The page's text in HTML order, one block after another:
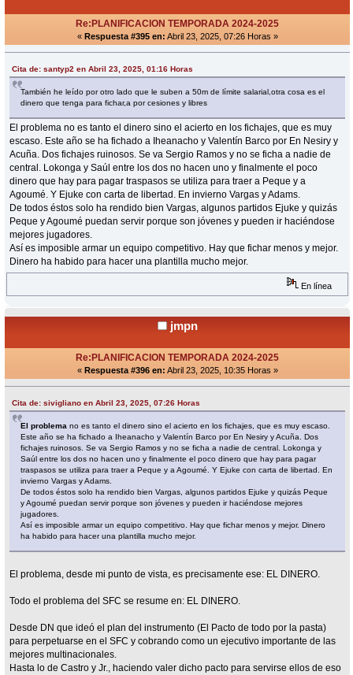
Re:PLANIFICACION TEMPORADA 2024-2025
« Respuesta #395 en: Abril 23, 2025, 07:26 Horas »
Cita de: santyp2 en Abril 23, 2025, 01:16 Horas
También he leído por otro lado que le suben a 50m de límite salarial,otra cosa es el
dinero que tenga para fichar,a por cesiones y libres
El problema no es tanto el dinero sino el acierto en los fichajes, que es muy
escaso. Este año se ha fichado a Iheanacho y Valentín Barco por En Nesiry y
Acuña. Dos fichajes ruinosos. Se va Sergio Ramos y no se ficha a nadie de
central. Lokonga y Saúl entre los dos no hacen uno y finalmente el poco
dinero que hay para pagar traspasos se utiliza para traer a Peque y a
Agoumé. Y Ejuke con carta de libertad. En invierno Vargas y Adams.
De todos éstos solo ha rendido bien Vargas, algunos partidos Ejuke y quizás
Peque y Agoumé puedan servir porque son jóvenes y pueden ir haciéndose
mejores jugadores.
Así es imposible armar un equipo competitivo. Hay que fichar menos y mejor.
Dinero ha habido para hacer una plantilla mucho mejor.
En línea
jmpn
Re:PLANIFICACION TEMPORADA 2024-2025
« Respuesta #396 en: Abril 23, 2025, 10:35 Horas »
Cita de: sivigliano en Abril 23, 2025, 07:26 Horas
El problemano es tanto el dinero sino el acierto en los fichajes, que es muy escaso.
Este año se ha fichado a Iheanacho y Valentín Barco por En Nesiry y Acuña. Dos
fichajes ruinosos. Se va Sergio Ramos y no se ficha a nadie de central. Lokonga y
Saúl entre los dos no hacen uno y finalmente el poco dinero que hay para pagar
traspasos se utiliza para traer a Peque y a Agoumé. Y Ejuke con carta de libertad. En
invierno Vargas y Adams.
De todos éstos solo ha rendido bien Vargas, algunos partidos Ejuke y quizás Peque
y Agoumé puedan servir porque son jóvenes y pueden ir haciéndose mejores
jugadores.
Así es imposible armar un equipo competitivo. Hay que fichar menos y mejor. Dinero
ha habido para hacer una plantilla mucho mejor.
El problema, desde mi punto de vista, es precisamente ese: EL DINERO.
Todo el problema del SFC se resume en: EL DINERO.
Desde DN que ideó el plan del instrumento (El Pacto de todo por la pasta)
para perpetuarse en el SFC y cobrando como un ejecutivo importante de las
mejores multinacionales.
Hasta lo de Castro y Jr., haciendo valer dicho pacto para servirse ellos de eso